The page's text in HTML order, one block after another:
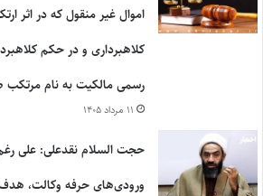
اموال غیر منقول که در اثر
کلاهبرداری و در حکم
رسمی مالکیت به نام مرتکب
۱۱ مرداد ۱۴۰۵
حجت السلام نقدعلی: علی
ورودی‌های حرفه وکالت،